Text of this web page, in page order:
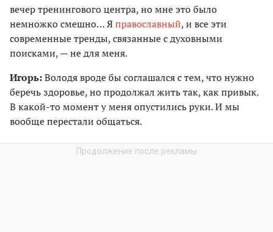
вечер тренингового центра, но мне это было
немножко смешно… Яправославный, и все эти
современные тренды, связанные с духовными
поисками, — не для меня.
Игорь:Володя вроде бы соглашался с тем, что нужно
беречь здоровье, но продолжал жить так, как привык.
В какой-то момент у меня опустились руки. И мы
вообще перестали общаться.